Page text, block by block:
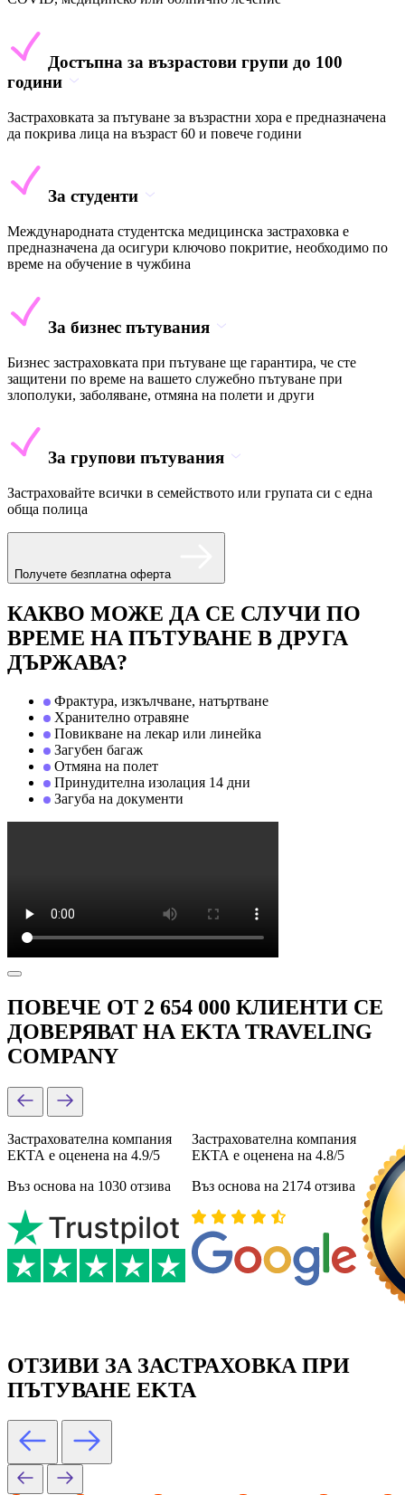
Достъпна за възрастови групи до 100
години
Застраховката за пътуване за възрастни хора е предназначена
да покрива лица на възраст 60 и повече години
За студенти
Международната студентска медицинска застраховка е
предназначена да осигури ключово покритие, необходимо по
време на обучение в чужбина
За бизнес пътувания
Бизнес застраховката при пътуване ще гарантира, че сте
защитени по време на вашето служебно пътуване при
злополуки, заболяване, отмяна на полети и други
За групови пътувания
Застраховайте всички в семейството или групата си с една
обща полица
Получете безплатна оферта
КАКВО МОЖЕ ДА СЕ СЛУЧИ ПО
ВРЕМЕ НА ПЪТУВАНЕ В ДРУГА
ДЪРЖАВА?
Фрактура, изкълчване, натъртване
Хранително отравяне
Повикване на лекар или линейка
Загубен багаж
Отмяна на полет
Принудителна изолация 14 дни
Загуба на документи
ПОВЕЧЕ ОТ 2 654 000 КЛИЕНТИ СЕ
ДОВЕРЯВАТ НА EKTA TRAVELING
COMPANY
Застрахователна компания
ЕКТА е оценена на 4.9/5
Въз основа на 1030 отзива
Застрахователна компания
ЕКТА е оценена на 4.8/5
Въз основа на 2174 отзива
ОТЗИВИ ЗА ЗАСТРАХОВКА ПРИ
ПЪТУВАНЕ EKTA